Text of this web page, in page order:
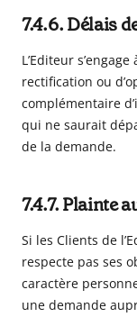
7.4.6. Délais
L’Editeur
rectification ou
complémentaire
qui ne saurait
de la demande.
7.4.7. Plainte
Si les Clients de
respecte pas ses
caractère
une demande